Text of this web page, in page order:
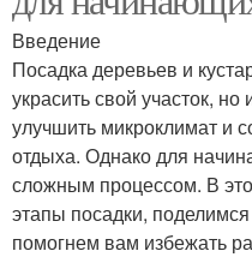
Введение
Посадка деревьев и
украсить свой участок,
улучшить микроклимат и
отдыха. Однако для
сложным процессом. В
этапы посадки,
помогнем вам избежать